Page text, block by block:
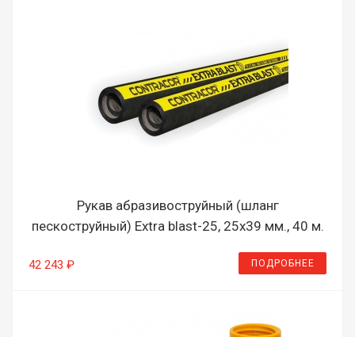
Рукав абразивоструйный (шланг
пескоструйный) Extra blast-25, 25х39 мм., 40 м.
42 243 ₽ ПОДРОБНЕЕ